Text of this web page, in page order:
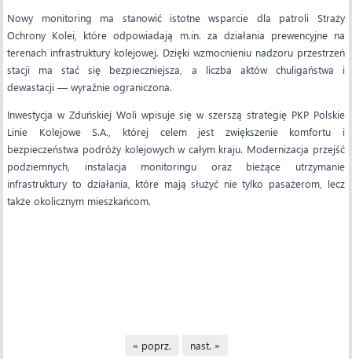
Nowy monitoring ma stanowić istotne wsparcie dla patroli Straży
Ochrony Kolei, które odpowiadają m.in. za działania prewencyjne na
terenach infrastruktury kolejowej. Dzięki wzmocnieniu nadzoru przestrzeń
stacji ma stać się bezpieczniejsza, a liczba aktów chuligaństwa i
dewastacji — wyraźnie ograniczona.
Inwestycja w Zduńskiej Woli wpisuje się w szerszą strategię PKP Polskie
Linie Kolejowe S.A., której celem jest zwiększenie komfortu i
bezpieczeństwa podróży kolejowych w całym kraju. Modernizacja przejść
podziemnych, instalacja monitoringu oraz bieżące utrzymanie
infrastruktury to działania, które mają służyć nie tylko pasażerom, lecz
także okolicznym mieszkańcom.
« poprz. nast. »